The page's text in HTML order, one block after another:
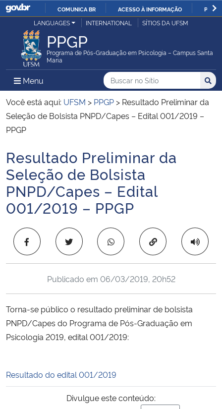
IR
O
COMUNICA BR ACESSO À INFORMAÇÃO
Ministério da Justiça e Segurança Pública
Ministério da Defesa
Ministério das Relações Exteriores
Ministério da Economia
Ministério da Infraestrutura
Ministério da Agricultura, Pecuária e Abastecimento
Ministério da Educação
Ministério da Cidadania
Ministério da Saúde
Ministério de Minas e Energia
Ministério da Ciência, Tecnologia, Inovações e Comunicações
Ministério do Meio Ambiente
Ministério do Desenvolvimento Regional
LANGUAGES INTERNATIONAL SÍTIOS DA UFSM
PPGP
Programa de Pós-Graduação em Psicologia – Campus Santa
Maria
Menu Menu Principal do Sítio
Busca
Buscar no no Sítio
Busca:
Você está aqui: UFSM > PPGP > Resultado Preliminar da
Seleção de Bolsista PNPD/Capes – Edital 001/2019 –
PPGP
Início do conteúdo
Resultado Preliminar da
Seleção de Bolsista
PNPD/Capes – Edital
001/2019 – PPGP
Copiar para área
Publicado em 06/03/2019, 20h52
Torna-se público o resultado preliminar de bolsista
PNPD/Capes do Programa de Pós-Graduação em
Psicologia 2019, edital 001/2019:
Resultado do edital 001/2019
Divulgue este conteúdo: